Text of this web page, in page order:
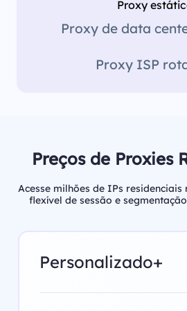
Proxy
Proxy de data
Proxy ISP
Preços de Proxies
Acesse milhões de IPs
flexível de sessão e
Personalizado+